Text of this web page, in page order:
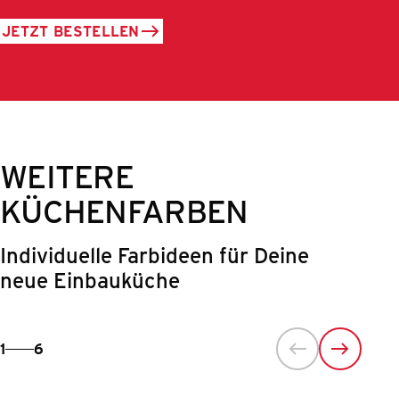
JETZT BESTELLEN
WEITERE
KÜCHENFARBEN
Individuelle Farbideen für Deine
neue Einbauküche
1 6